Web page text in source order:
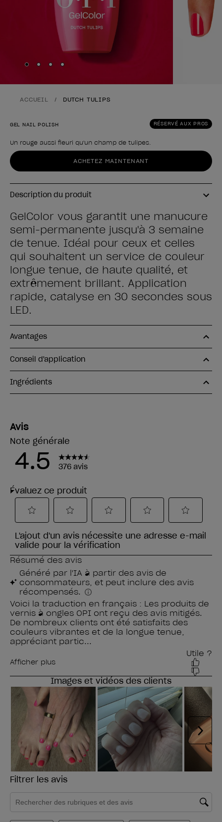
Skip to slide
Skip to slide
Skip to slide
Skip to slide
ACCUEIL DUTCH TULIPS
RÉSERVÉ AUX PROS
GEL NAIL POLISH
Un rouge aussi fleuri qu'un champ de tulipes.
Forme du produit
ACHETEZ MAINTENANT
Description du produit
GelColor vous garantit une manucure
semi-permanente jusqu'à 3 semaine
de tenue. Idéal pour ceux et celles
qui souhaitent un service de couleur
longue tenue, de haute qualité, et
extrêmement brillant. Application
rapide, catalyse en 30 secondes sous
LED.
Avantages
Conseil d'application
Ingrédients